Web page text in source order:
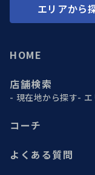
エリアから
HOME
店舗検索
現在地から探す
コーチ
よくある質問